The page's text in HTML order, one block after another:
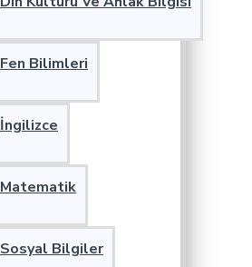
Fen Bilimleri
İngilizce
Matematik
Sosyal Bilgiler